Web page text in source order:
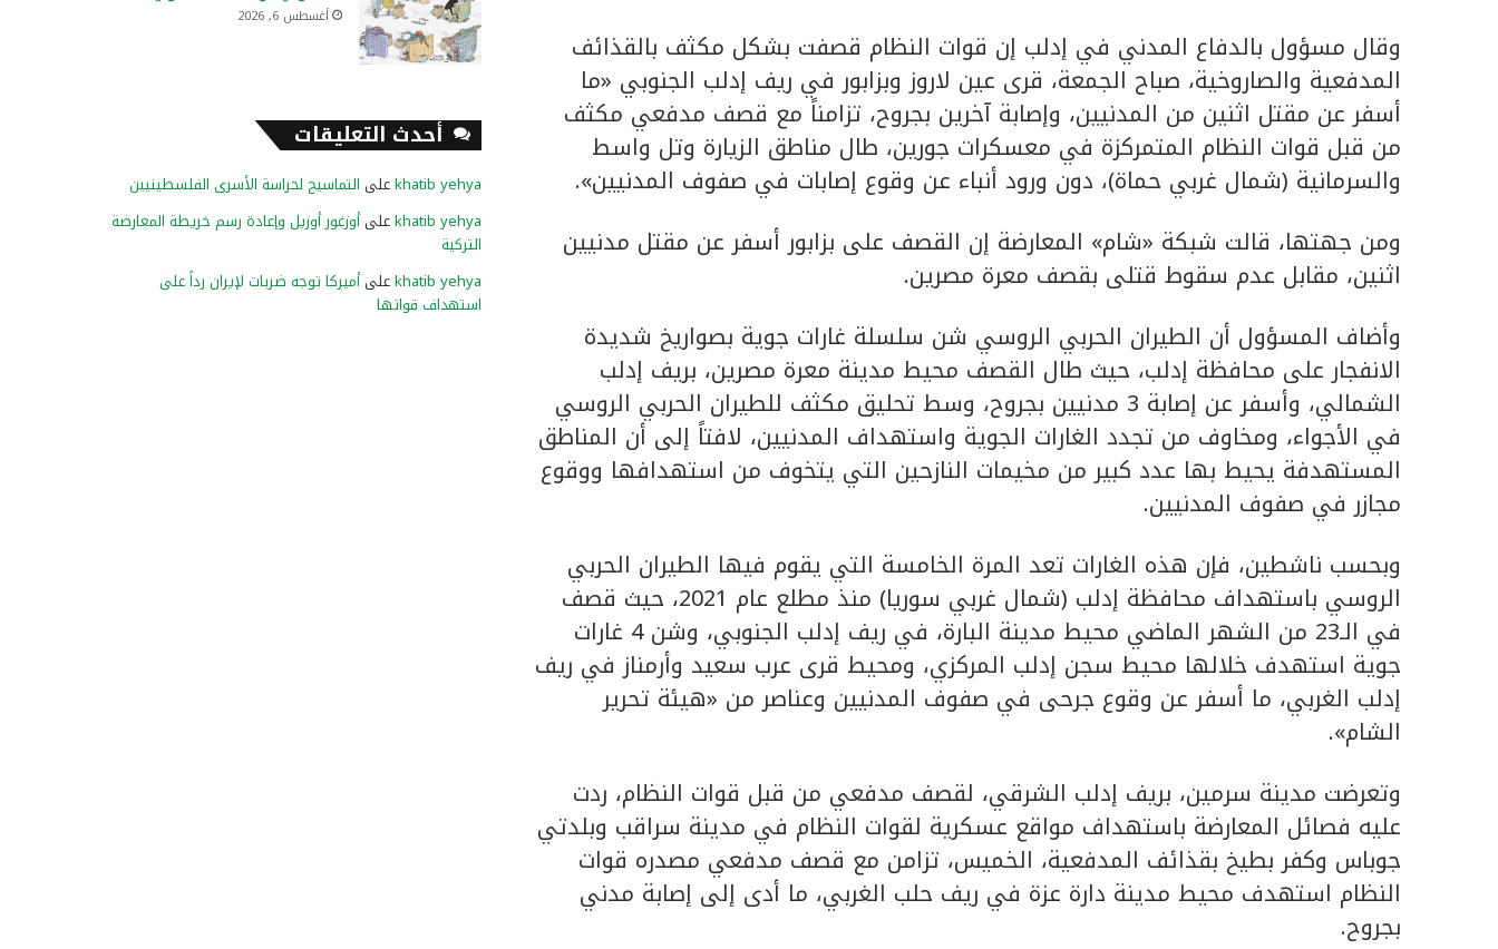
وقال مسؤول بالدفاع المدني في إدلب إن قوات النظام قصفت بشكل مكثف بالقذائف
المدفعية والصاروخية، صباح الجمعة، قرى عين لاروز وبزابور في ريف إدلب الجنوبي «ما
أسفر عن مقتل اثنين من المدنيين، وإصابة آخرين بجروح، تزامناً مع قصف مدفعي مكثف
من قبل قوات النظام المتمركزة في معسكرات جورين، طال مناطق الزيارة وتل واسط
والسرمانية (شمال غربي حماة)، دون ورود أنباء عن وقوع إصابات في صفوف المدنيين».
ومن جهتها، قالت شبكة «شام» المعارضة إن القصف على بزابور أسفر عن مقتل مدنيين
اثنين، مقابل عدم سقوط قتلى بقصف معرة مصرين.
وأضاف المسؤول أن الطيران الحربي الروسي شن سلسلة غارات جوية بصواريخ شديدة
الانفجار على محافظة إدلب، حيث طال القصف محيط مدينة معرة مصرين، بريف إدلب
الشمالي، وأسفر عن إصابة 3 مدنيين بجروح، وسط تحليق مكثف للطيران الحربي الروسي
في الأجواء، ومخاوف من تجدد الغارات الجوية واستهداف المدنيين، لافتاً إلى أن المناطق
المستهدفة يحيط بها عدد كبير من مخيمات النازحين التي يتخوف من استهدافها ووقوع
مجازر في صفوف المدنيين.
وبحسب ناشطين، فإن هذه الغارات تعد المرة الخامسة التي يقوم فيها الطيران الحربي
الروسي باستهداف محافظة إدلب (شمال غربي سوريا) منذ مطلع عام 2021، حيث قصف
في الـ23 من الشهر الماضي محيط مدينة البارة، في ريف إدلب الجنوبي، وشن 4 غارات
جوية استهدف خلالها محيط سجن إدلب المركزي، ومحيط قرى عرب سعيد وأرمناز في ريف
إدلب الغربي، ما أسفر عن وقوع جرحى في صفوف المدنيين وعناصر من «هيئة تحرير
الشام».
وتعرضت مدينة سرمين، بريف إدلب الشرقي، لقصف مدفعي من قبل قوات النظام، ردت
عليه فصائل المعارضة باستهداف مواقع عسكرية لقوات النظام في مدينة سراقب وبلدتي
جوباس وكفر بطيخ بقذائف المدفعية، الخميس، تزامن مع قصف مدفعي مصدره قوات
النظام استهدف محيط مدينة دارة عزة في ريف حلب الغربي، ما أدى إلى إصابة مدني
بجروح.
أغسطس 6, 2026
أحدث التعليقات
khatib yehyaعلى التماسيح لحراسة الأسرى الفلسطينيين
khatib yehyaعلىأوزغور أوزيل وإعادة رسم خريطة المعارضة
التركية
khatib yehyaعلىأميركا توجه ضربات لإيران رداً على
استهداف قواتها